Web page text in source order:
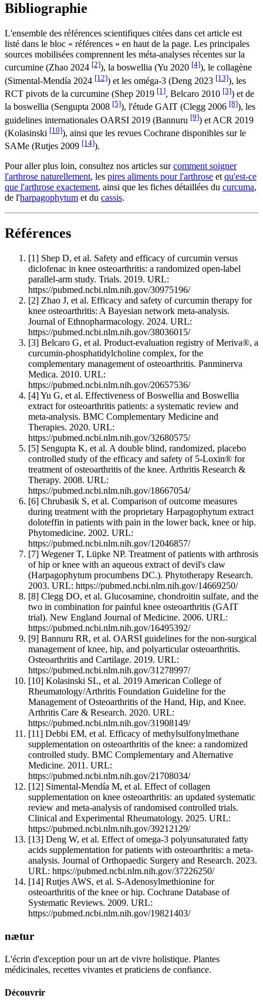
Bibliographie
L'ensemble des références scientifiques citées dans cet article est
listé dans le bloc « références » en haut de la page. Les principales
sources mobilisées comprennent les méta-analyses récentes sur la
curcumine (Zhao 2024 [2]), la boswellia (Yu 2020 [4]), le collagène
(Simental-Mendía 2024 [12]) et les oméga-3 (Deng 2023 [13]), les
RCT pivots de la curcumine (Shep 2019 [1], Belcaro 2010 [3]) et de
la boswellia (Sengupta 2008 [5]), l'étude GAIT (Clegg 2006 [8]), les
guidelines internationales OARSI 2019 (Bannuru [9]) et ACR 2019
(Kolasinski [10]), ainsi que les revues Cochrane disponibles sur le
SAMe (Rutjes 2009 [14]).
Pour aller plus loin, consultez nos articles surcomment soigner
l'arthrose naturellement, les pires aliments pour l'arthrose etqu'est-ce
que l'arthrose exactement, ainsi que les fiches détaillées du curcuma,
de l'harpagophytum et du cassis.
Références
[1] Shep D, et al. Safety and efficacy of curcumin versus
diclofenac in knee osteoarthritis: a randomized open-label
parallel-arm study. Trials. 2019. URL:
https://pubmed.ncbi.nlm.nih.gov/30975196/
[2] Zhao J, et al. Efficacy and safety of curcumin therapy for
knee osteoarthritis: A Bayesian network meta-analysis.
Journal of Ethnopharmacology. 2024. URL:
https://pubmed.ncbi.nlm.nih.gov/38036015/
[3] Belcaro G, et al. Product-evaluation registry of Meriva®, a
curcumin-phosphatidylcholine complex, for the
complementary management of osteoarthritis. Panminerva
Medica. 2010. URL:
https://pubmed.ncbi.nlm.nih.gov/20657536/
[4]Yu G, et al. Effectiveness of Boswellia and Boswellia
extract for osteoarthritis patients: a systematic review and
meta-analysis. BMC Complementary Medicine and
Therapies. 2020. URL:
https://pubmed.ncbi.nlm.nih.gov/32680575/
[5] Sengupta K, et al. A double blind, randomized, placebo
controlled study of the efficacy and safety of 5-Loxin® for
treatment of osteoarthritis of the knee. Arthritis Research &
Therapy. 2008. URL:
https://pubmed.ncbi.nlm.nih.gov/18667054/
[6] Chrubasik S, et al. Comparison of outcome measures
during treatment with the proprietary Harpagophytum extract
doloteffin in patients with pain in the lower back, knee or hip.
Phytomedicine. 2002. URL:
https://pubmed.ncbi.nlm.nih.gov/12046857/
[7] Wegener T, Lüpke NP. Treatment of patients with arthrosis
of hip or knee with an aqueous extract of devil's claw
(Harpagophytum procumbens DC.). Phytotherapy Research.
2003. URL: https://pubmed.ncbi.nlm.nih.gov/14669250/
[8] Clegg DO, et al. Glucosamine, chondroitin sulfate, and the
two in combination for painful knee osteoarthritis (GAIT
trial). New England Journal of Medicine. 2006. URL:
https://pubmed.ncbi.nlm.nih.gov/16495392/
[9] Bannuru RR, et al. OARSI guidelines for the non-surgical
management of knee, hip, and polyarticular osteoarthritis.
Osteoarthritis and Cartilage. 2019. URL:
https://pubmed.ncbi.nlm.nih.gov/31278997/
[10] Kolasinski SL, et al. 2019 American College of
Rheumatology/Arthritis Foundation Guideline for the
Management of Osteoarthritis of the Hand, Hip, and Knee.
Arthritis Care & Research. 2020. URL:
https://pubmed.ncbi.nlm.nih.gov/31908149/
[11] Debbi EM, et al. Efficacy of methylsulfonylmethane
supplementation on osteoarthritis of the knee: a randomized
controlled study. BMC Complementary and Alternative
Medicine. 2011. URL:
https://pubmed.ncbi.nlm.nih.gov/21708034/
[12] Simental-Mendía M, et al. Effect of collagen
supplementation on knee osteoarthritis: an updated systematic
review and meta-analysis of randomised controlled trials.
Clinical and Experimental Rheumatology. 2025. URL:
https://pubmed.ncbi.nlm.nih.gov/39212129/
[13] Deng W, et al. Effect of omega-3 polyunsaturated fatty
acids supplementation for patients with osteoarthritis: a meta-
analysis. Journal of Orthopaedic Surgery and Research. 2023.
URL: https://pubmed.ncbi.nlm.nih.gov/37226250/
[14] Rutjes AWS, et al. S-Adenosylmethionine for
osteoarthritis of the knee or hip. Cochrane Database of
Systematic Reviews. 2009. URL:
https://pubmed.ncbi.nlm.nih.gov/19821403/
nætur
L'écrin d'exception pour un art de vivre holistique. Plantes
médicinales, recettes vivantes et praticiens de confiance.
Découvrir